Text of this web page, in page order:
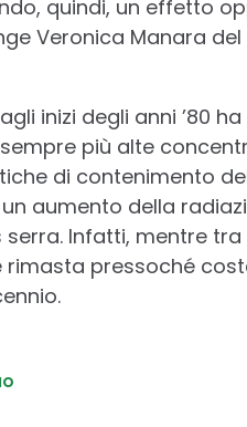
quindi, un effetto
Veronica Manara
inizi degli anni ’80 ha
più alte
di contenimento
aumento della
Infatti, mentre tra
rimasta pressoché